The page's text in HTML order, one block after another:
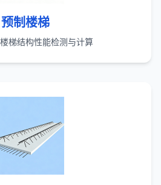
预制楼梯
梯结构性能检测与计算